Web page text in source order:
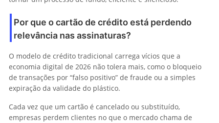
Por que o cartão de crédito está perdendo
relevância nas assinaturas?
O modelo de crédito tradicional carrega vícios que a
economia digital de 2026 não tolera mais, como o bloqueio
de transações por “falso positivo” de fraude ou a simples
expiração da validade do plástico.
Cada vez que um cartão é cancelado ou substituído,
empresas perdem clientes no que o mercado chama de